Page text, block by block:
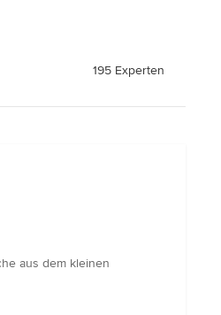
195 Experten
aus dem kleinen